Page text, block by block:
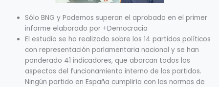
Sólo BNG y Podemos superan el aprobado en el primer
informe elaborado por +Democracia
El estudio se ha realizado sobre los 14 partidos políticos
con representación parlamentaria nacional y se han
ponderado 41 indicadores, que abarcan todos los
aspectos del funcionamiento interno de los partidos.
Ningún partido en España cumpliría con las normas de